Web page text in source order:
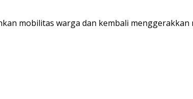
mobilitas warga dan kembali